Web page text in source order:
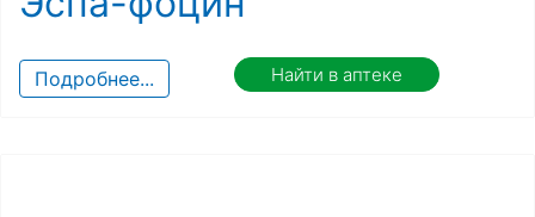
Найти в аптеке
Подробнее...